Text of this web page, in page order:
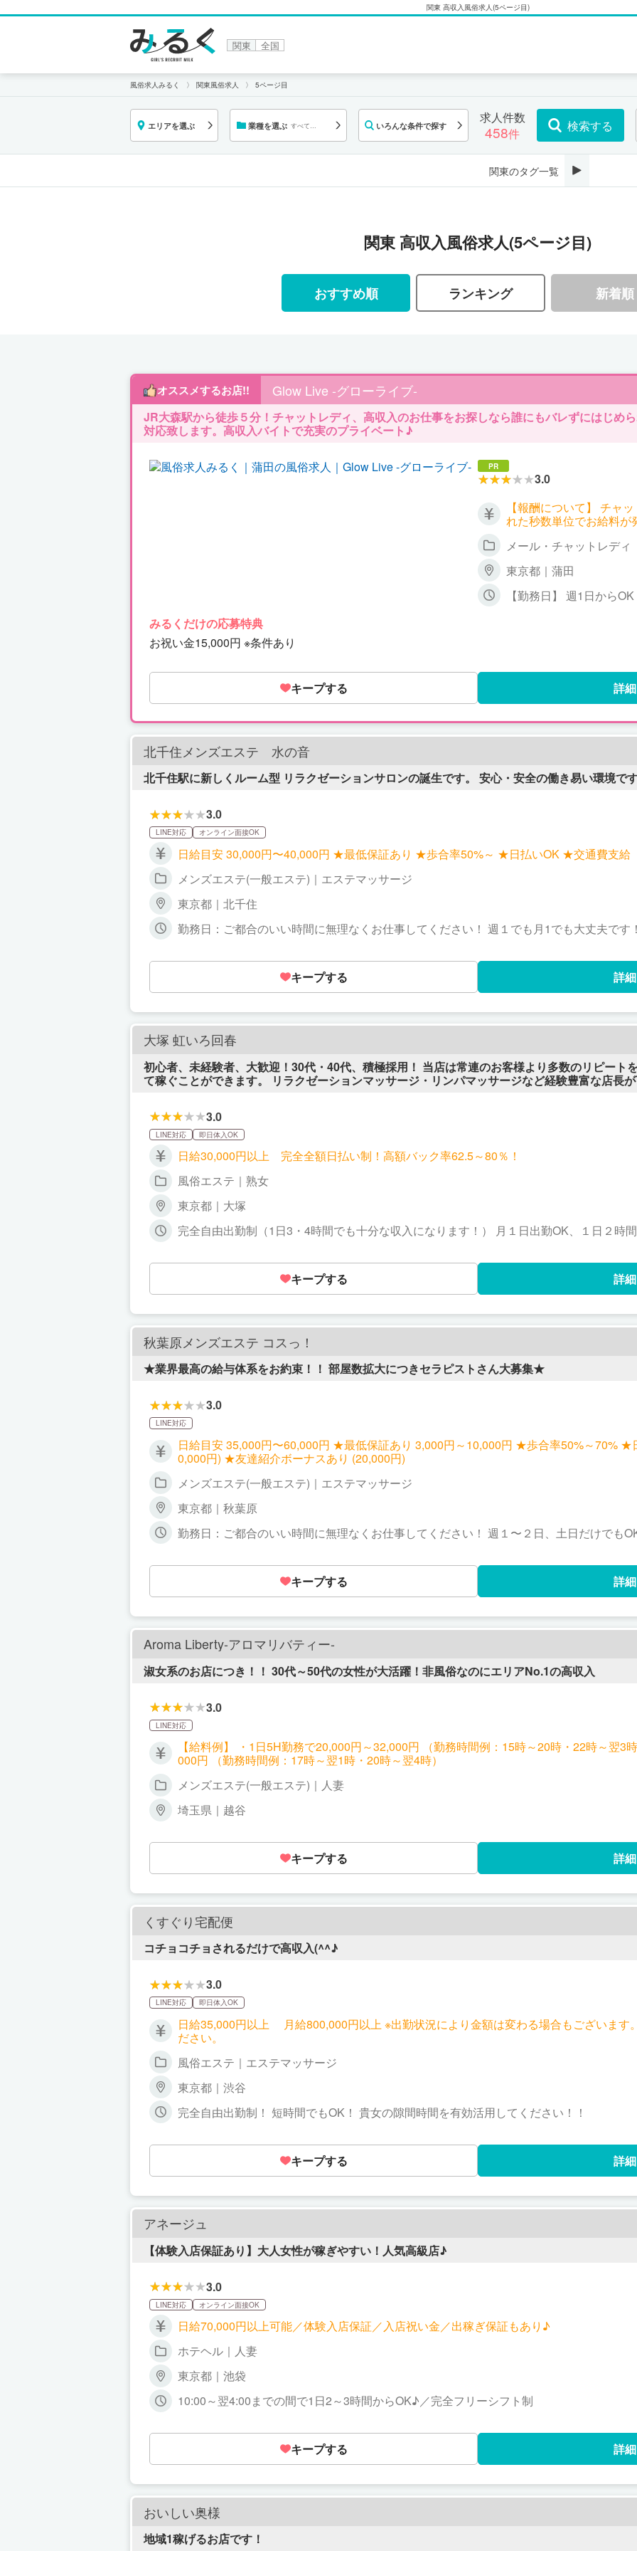
関東 高収入風俗求人(5ページ目)
関東 全国
風俗求人みるく 関東風俗求人 5ページ目
エリアを選ぶ 業種を選ぶ すべての
いろんな条件で探す 求人件数
458件 検索する
関東のタグ一覧
関東 高収入風俗求人(5ページ目)
おすすめ順 ランキング 新着順
オススメするお店!! Glow Live -グローライブ-
JR大森駅から徒歩５分！チャットレディ、高収入のお仕事をお探しなら誰にもバレずにはじめ
対応致します。高収入バイトで充実のプライベート♪
PR
3.0
【報酬について】 チャ
れた秒数単位でお給料が
▼双方向チャット 時給 2,700
ト 時給 1,800円～（＊
に会話するお客様が増
時給3,000円以上、
メール・チャットレディ
東京都｜蒲田
【勤務日】 週1日から
みるくだけの応募特典
お祝い金15,000円 ※条件あり
キープする 詳
北千住メンズエステ 水の音
北千住駅に新しくルーム型 リラクゼーションサロンの誕生です。 安心・安全の働き易い環境で
3.0
LINE対応 オンライン面接OK
日給目安 30,000円〜40,000円 ★最低保証あり ★歩合率50%～ ★日払いOK ★交通費支給
メンズエステ(一般エステ)｜エステマッサージ
東京都｜北千住
勤務日：ご都合のいい時間に無理なくお仕事してください！ 週１でも月1でも大丈夫です！ 勤務時間：朝9時～翌5時（
キープする 詳
大塚 虹いろ回春
初心者、未経験者、大歓迎！30代・40代、積極採用！ 当店は常連のお客様より多数のリピート
て稼ぐことができます。 リラクゼーションマッサージ・リンパマッサージなど経験豊富な店長が丁寧にマッサージの研修致しま
マッサージ、ハンドフィニッシュなどの手によるサービス中心になりますので安心して長く働けるお店です。 完
週1回から可能です。 日給30,000円以上！全額日払い可！高額バック率62.5～80％！！特別ボ
なし！ 短時間で稼ぐことも可能なので副業で考えてる方にもピッタリ！ 男性に癒しを提供するこの仕事に、喜びと誇りを感じると
いう女性、募集致します。 そんなあなたの気持ちを何よりも大切にします！あなたの要望、気持ちにに応えて、最高のお店を作り
上げていきたいと思っています！ 一緒に、楽しいお店を作っていきましょう！ 全力でサポート致します。 お気楽にご連絡くださ
い。
3.0
LINE対応 即日体入OK
日給30,000円以上 完全全額日払い制！高額バック率62.5～80％！
風俗エステ｜熟女
東京都｜大塚
完全自由出勤制（1日3・4時間でも十分な収入になります！） 月１日出勤OK、１日２時
キープする 詳
秋葉原メンズエステ コスっ！
★業界最高の給与体系をお約束！！ 部屋数拡大につきセラピストさん大募集★
3.0
LINE対応
日給目安 35,000円〜60,000円 ★最低保証あり 3,000円～10,000円 ★歩合率50%～70%
0,000円) ★友達紹介ボーナスあり (20,000円)
メンズエステ(一般エステ)｜エステマッサージ
東京都｜秋葉原
勤務日：ご都合のいい時間に無理なくお仕事してください！ 週１〜２日、土日だけでもOK！ 勤務時間：12時～23時
キープする 詳
Aroma Liberty-アロマリバティー-
淑女系のお店につき！！ 30代～50代の女性が大活躍！非風俗なのにエリアNo.1の高収入
3.0
LINE対応
【給料例】 ・1日5H勤務で20,000円～32,000円 （勤務時間例：15時～20時・22時～翌3
000円 （勤務時間例：17時～翌1時・20時～翌4時）
メンズエステ(一般エステ)｜人妻
埼玉県｜越谷
キープする 詳
くすぐり宅配便
コチョコチョされるだけで高収入(^^♪
3.0
LINE対応 即日体入OK
日給35,000円以上 月給800,000円以上 ※出勤状況により金額は変わる場合もございます。 詳しくはお店にお問い合わせく
ださい。
風俗エステ｜エステマッサージ
東京都｜渋谷
完全自由出勤制！ 短時間でもOK！ 貴女の隙間時間を有効活用してください！！
キープする 詳
アネージュ
【体験入店保証あり】大人女性が稼ぎやすい！人気高級店♪
3.0
LINE対応 オンライン面接OK
日給70,000円以上可能／体験入店保証／入店祝い金／出稼ぎ保証もあり♪
ホテヘル｜人妻
東京都｜池袋
10:00～翌4:00までの間で1日2～3時間からOK♪／完全フリーシフト制
キープする 詳
おいしい奥様
地域1稼げるお店です！